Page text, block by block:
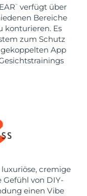
™
verfügt über
Bereiche
konturieren. Es
zum Schutz
App
cremige
Gefühl von DIY-
einen Vibe